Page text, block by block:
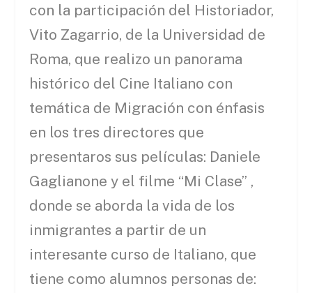
con la participación del Historiador,
Vito Zagarrio, de la Universidad de
Roma, que realizo un panorama
histórico del Cine Italiano con
temática de Migración con énfasis
en los tres directores que
presentaros sus películas: Daniele
Gaglianone y el filme “Mi Clase” ,
donde se aborda la vida de los
inmigrantes a partir de un
interesante curso de Italiano, que
tiene como alumnos personas de: